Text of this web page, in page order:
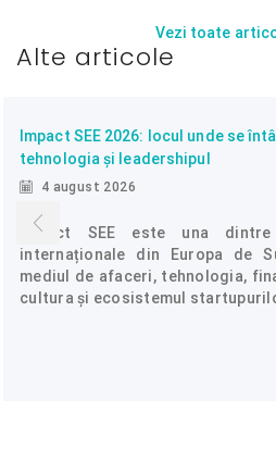
Vezi toate
Alte articole
Impact SEE 2026: locul unde se
tehnologia și leadershipul
4 august 2026
Impact SEE este una dintre
internaționale din Europa de
mediul de afaceri, tehnologia,
cultura și ecosistemul